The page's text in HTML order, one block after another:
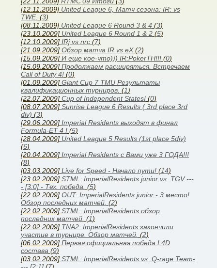
[12.11.2009] United League 6, Матч сезона: IR: vs
TWE. (3)
[08.11.2009] United League 6 Round 3 & 4 (3)
[23.10.2009] United League 6 Round 1 & 2 (5)
[12.10.2009] IRj vs nrc (7)
[21.09.2009] Обзор матча IR vs eX(2)
[15.09.2009] И еще кое-что))) IR:PokerTH!!! (0)
[15.09.2009] Продолжаем расширяться. Встречаем
Call of Duty 4! (0)
[01.09.2009] Giant Cup 7 TMU Результаты
квалификационных турниров. (1)
[22.07.2009] Cup of Independent States! (0)
[08.07.2009] Sunrise League 6 Results ( 3rd place 3rd
div) (3)
[29.06.2009] Imperial Residents выходят в финал
Formula-ET 4 ! (5)
[28.04.2009] United League 5 Results (1st place 5div)
(6)
[20.04.2009] Imperial Residents с Вами уже 3 ГОДА!!!
(8)
[03.03.2009] Live for Speed - Начало пути! (14)
[23.02.2009] STML: ImperialResidents.junior vs. TGV ---
- [3:0] - Тех. победа. (5)
[22.02.2009] OUT: ImperialResidents.junior - 3 место!
Обзор последних матчей. (2)
[22.02.2009] STML: ImperialResidents обзор
последних матчей. (1)
[22.02.2009] TNA2: ImperialResidents закончили
участие в турнире. Обзор матчей. (2)
[06.02.2009] Первая официальная победа L4D
состава (9)
[03.02.2009] STML: ImperialResidents vs. Q-rage Team-